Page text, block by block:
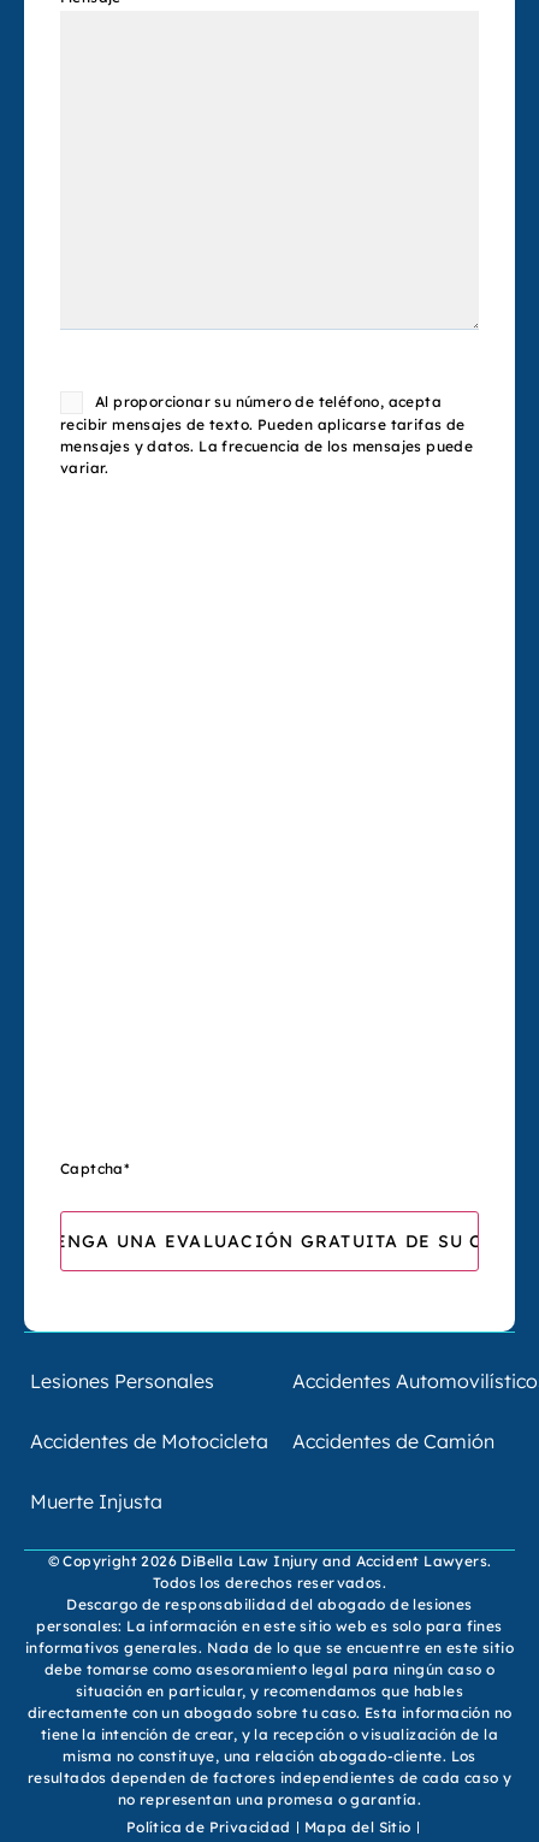
ConsentAl proporcionar su número de teléfono, acepta
recibir mensajes de texto. Pueden aplicarse tarifas de
mensajes y datos. La frecuencia de los mensajes puede
variar.
Captcha*
Lesiones Personales Accidentes
Accidentes de Motocicleta Accidentes de Camión
Muerte Injusta
© Copyright 2026 DiBella Law Injury and Accident Lawyers.
Todos los derechos reservados.
Descargo de responsabilidad del abogado de lesiones
personales: La información en este sitio web es solo para fines
informativos generales. Nada de lo que se encuentre en este sitio
debe tomarse como asesoramiento legal para ningún caso o
situación en particular, y recomendamos que hables
directamente con un abogado sobre tu caso. Esta información no
tiene la intención de crear, y la recepción o visualización de la
misma no constituye, una relación abogado-cliente. Los
resultados dependen de factores independientes de cada caso y
no representan una promesa o garantía.
Política de Privacidad
Mapa del Sitio